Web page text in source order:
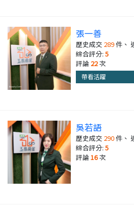
張一善
歷史成交 289件、
綜合評分:5
評論 22次
帶看活躍
吳若語
歷史成交 290件、
綜合評分:5
評論16次